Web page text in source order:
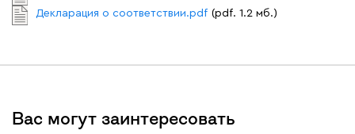
Декларация о соответствии.pdf (pdf. 1.2 мб.)
Вас могут заинтересовать